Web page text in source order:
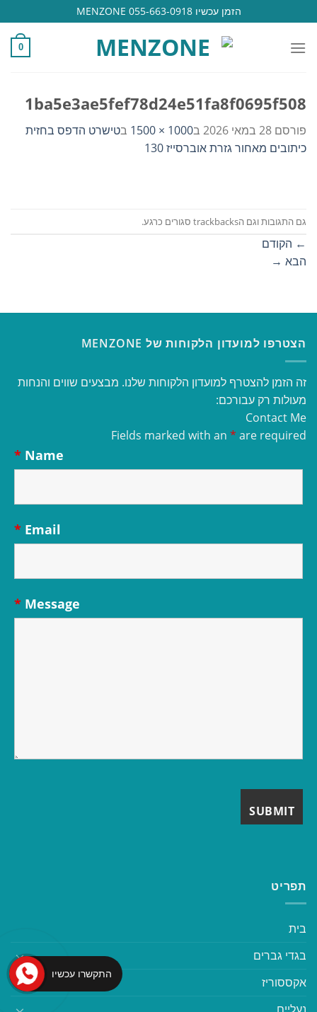
to
content
הזמן עכשיו 055-663-0918 MENZONE
0
1ba5e3ae5fef78d24e51fa8f0695f508
פורסם 28 במאי 2026 ב1000 × 1500 בטישרט הדפס בחזית
כיתובים מאחור גזרת אוברסייז 130
גם התגובות וגם הtrackbacks סגורים כרגע.
← הקודם
הבא →
הצטרפו למועדון הלקוחות של MENZONE
זה הזמן להצטרף למועדון הלקוחות שלנו. מבצעים שווים והנחות
מעולות רק עבורכם:
Contact Me
Fields marked with an * are required
Name
*
Email
*
Message
*
תפריט
בית
בגדי גברים
אקססוריז
התקשרו עכשיו